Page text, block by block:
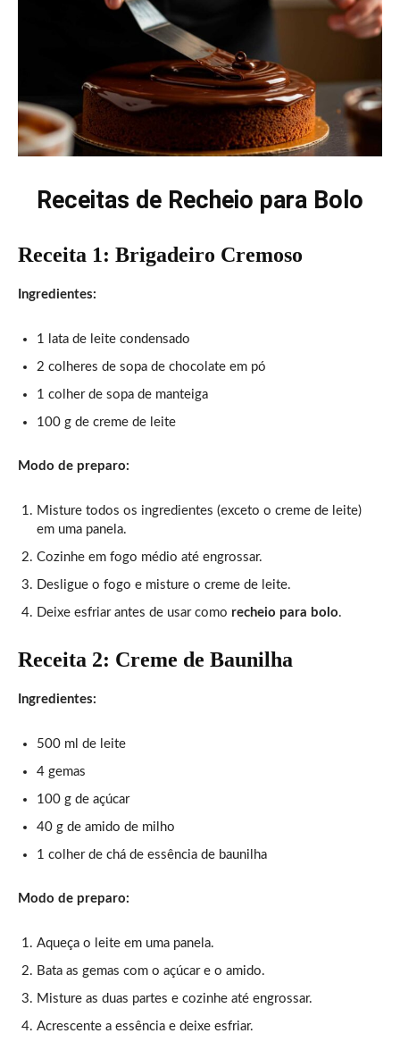
Receitas de Recheio para Bolo
Receita 1: Brigadeiro Cremoso
Ingredientes:
1 lata de leite condensado
2 colheres de sopa de chocolate em pó
1 colher de sopa de manteiga
100 g de creme de leite
Modo de preparo:
Misture todos os ingredientes (exceto o creme de leite)
em uma panela.
Cozinhe em fogo médio até engrossar.
Desligue o fogo e misture o creme de leite.
Deixe esfriar antes de usar como recheio para bolo.
Receita 2: Creme de Baunilha
Ingredientes:
500 ml de leite
4 gemas
100 g de açúcar
40 g de amido de milho
1 colher de chá de essência de baunilha
Modo de preparo:
Aqueça o leite em uma panela.
Bata as gemas com o açúcar e o amido.
Misture as duas partes e cozinhe até engrossar.
Acrescente a essência e deixe esfriar.